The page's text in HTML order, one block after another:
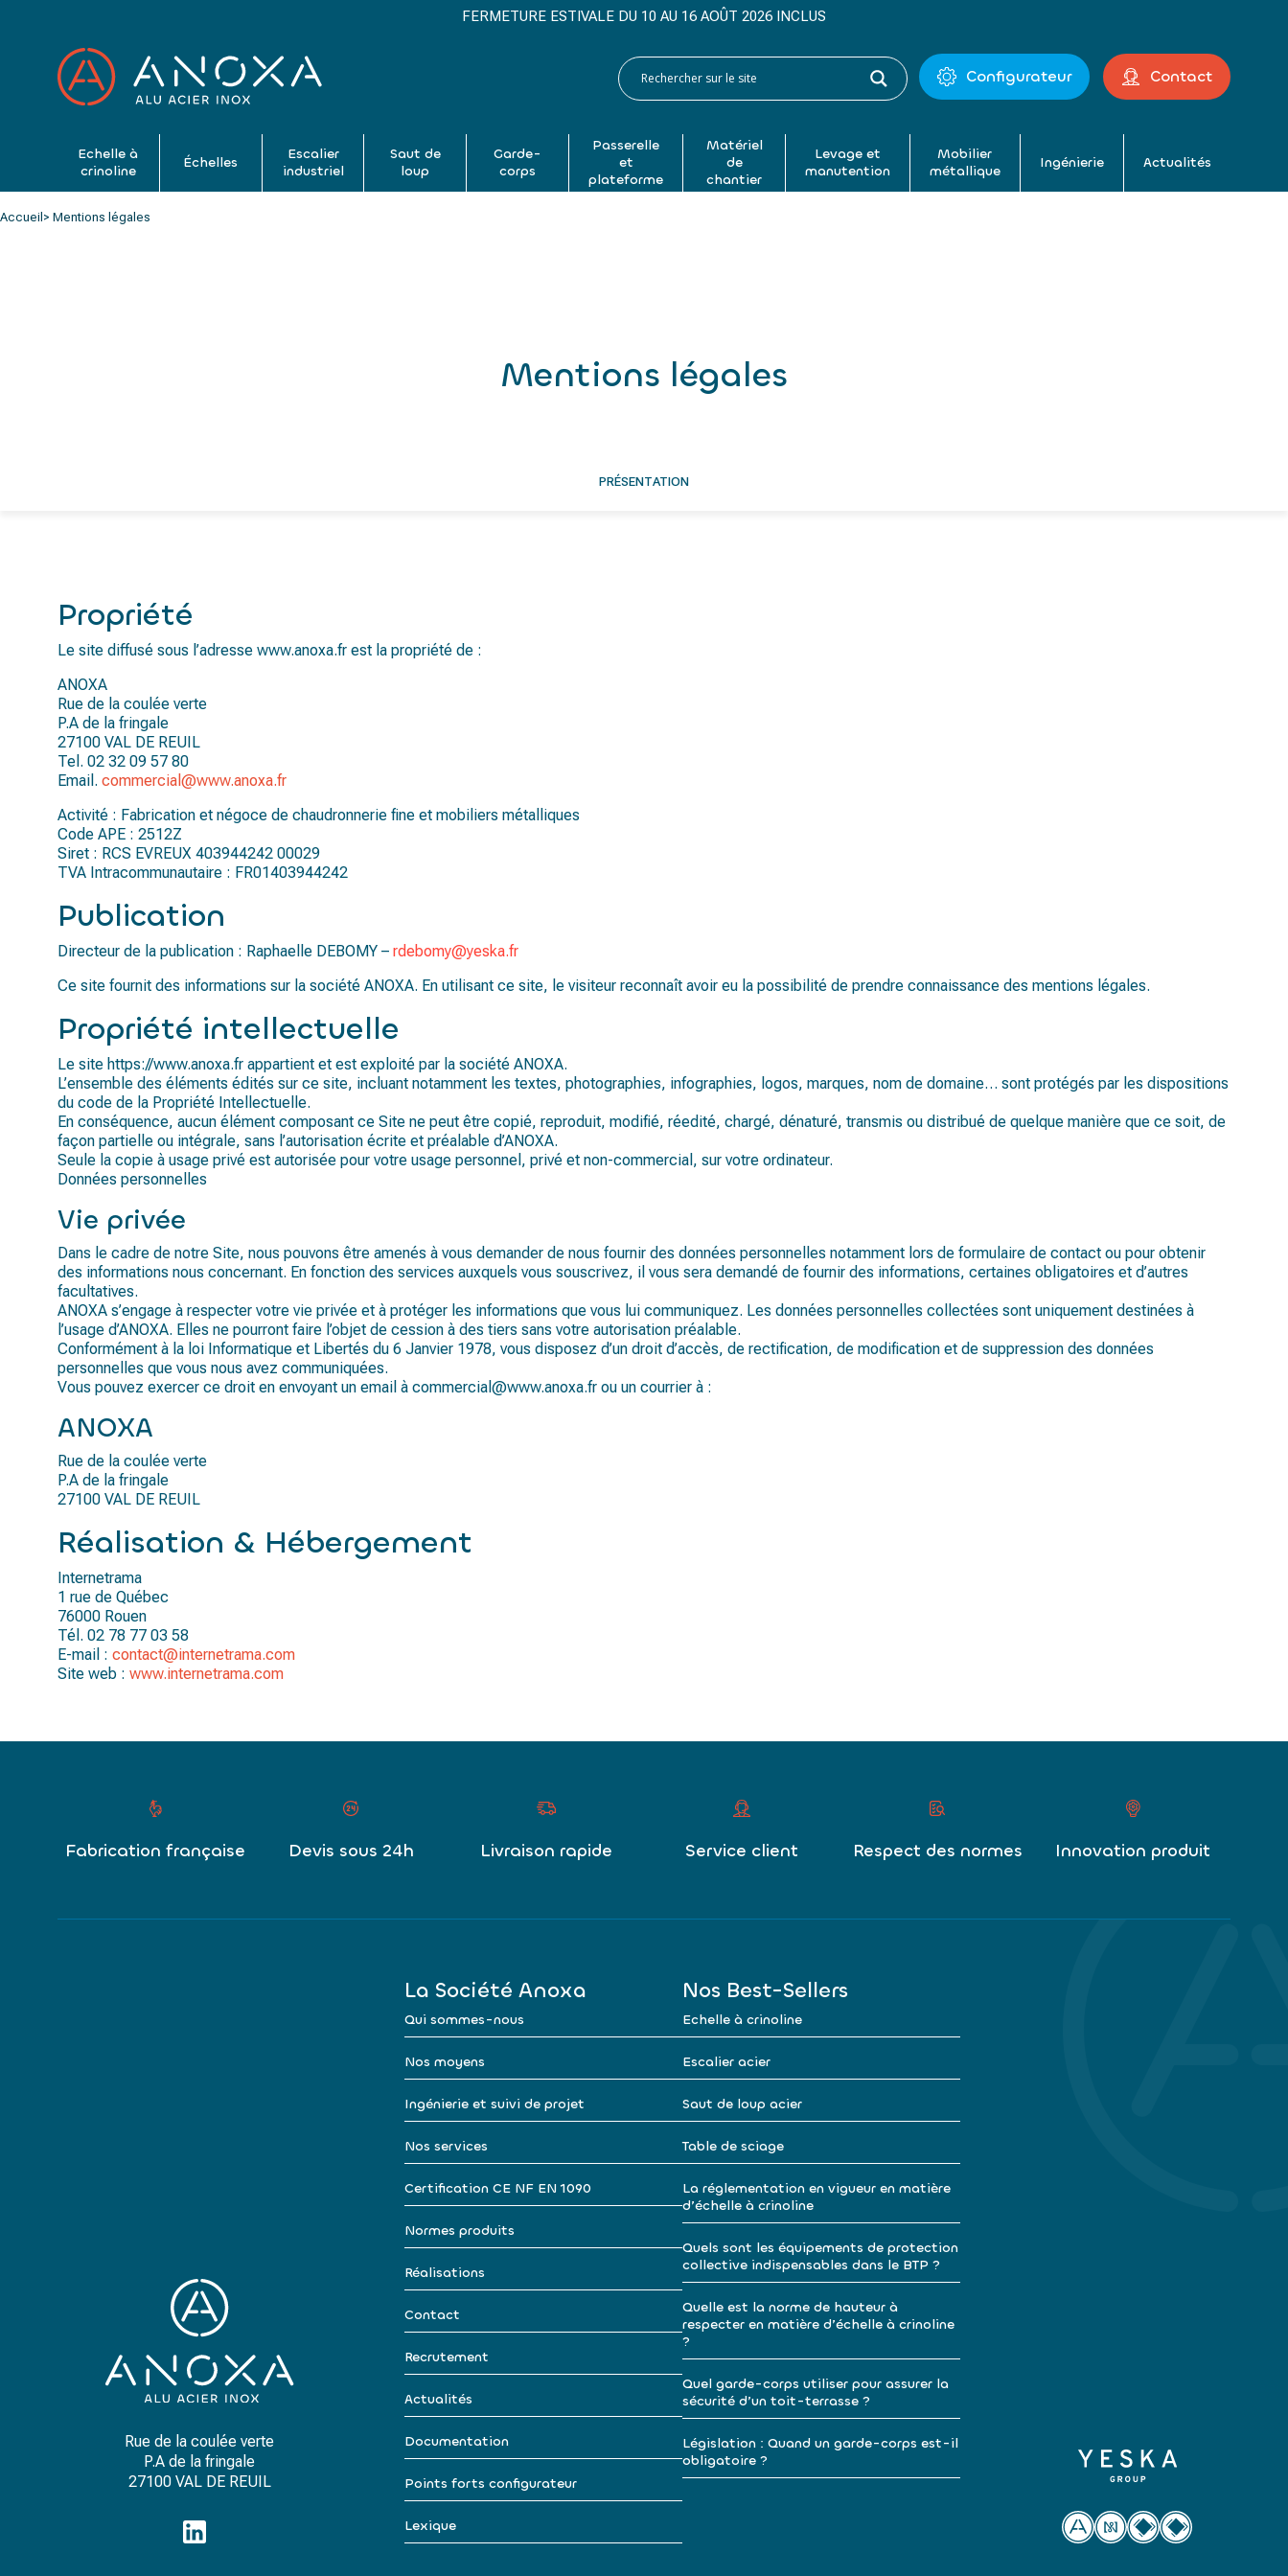
FERMETURE ESTIVALE DU 10 AU 16 AOÛT 2026 INCLUS
Configurateur Contact
Echelle à
crinoline
Échelles
Escalier
industriel
Saut de
loup
Garde-
corps
Passerelle
et
plateforme
Matériel
de
chantier
Levage et
manutention
Mobilier
métallique
Ingénierie Actualités
Accueil > Mentions légales
Mentions légales
PRÉSENTATION
Propriété
Le site diffusé sous l’adresse www.anoxa.fr est la propriété de :
ANOXA
Rue de la coulée verte
P.A de la fringale
27100 VAL DE REUIL
Tel. 02 32 09 57 80
Email. commercial@www.anoxa.fr
Activité : Fabrication et négoce de chaudronnerie fine et mobiliers métalliques
Code APE : 2512Z
Siret : RCS EVREUX 403944242 00029
TVA Intracommunautaire : FR01403944242
Publication
Directeur de la publication : Raphaelle DEBOMY – rdebomy@yeska.fr
Ce site fournit des informations sur la société ANOXA. En utilisant ce site, le visiteur reconnaît avoir eu la possibilité de prendre connaissance des mentions légales.
Propriété intellectuelle
Le site https://www.anoxa.fr appartient et est exploité par la société ANOXA.
L’ensemble des éléments édités sur ce site, incluant notamment les textes, photographies, infographies, logos, marques, nom de domaine… sont protégés par les dispositions
du code de la Propriété Intellectuelle.
En conséquence, aucun élément composant ce Site ne peut être copié, reproduit, modifié, réedité, chargé, dénaturé, transmis ou distribué de quelque manière que ce soit, de
façon partielle ou intégrale, sans l’autorisation écrite et préalable d’ANOXA.
Seule la copie à usage privé est autorisée pour votre usage personnel, privé et non-commercial, sur votre ordinateur.
Données personnelles
Vie privée
Dans le cadre de notre Site, nous pouvons être amenés à vous demander de nous fournir des données personnelles notamment lors de formulaire de contact ou pour obtenir
des informations nous concernant. En fonction des services auxquels vous souscrivez, il vous sera demandé de fournir des informations, certaines obligatoires et d’autres
facultatives.
ANOXA s’engage à respecter votre vie privée et à protéger les informations que vous lui communiquez. Les données personnelles collectées sont uniquement destinées à
l’usage d’ANOXA. Elles ne pourront faire l’objet de cession à des tiers sans votre autorisation préalable.
Conformément à la loi Informatique et Libertés du 6 Janvier 1978, vous disposez d’un droit d’accès, de rectification, de modification et de suppression des données
personnelles que vous nous avez communiquées.
Vous pouvez exercer ce droit en envoyant un email à commercial@www.anoxa.fr ou un courrier à :
ANOXA
Rue de la coulée verte
P.A de la fringale
27100 VAL DE REUIL
Réalisation & Hébergement
Internetrama
1 rue de Québec
76000 Rouen
Tél. 02 78 77 03 58
E-mail : contact@internetrama.com
Site web : www.internetrama.com
Fabrication française Devis sous 24h Livraison rapide Service client Respect des normes Innovation produit
Rue de la coulée verte
P.A de la fringale
27100 VAL DE REUIL
La Société Anoxa
Qui sommes-nous
Nos moyens
Ingénierie et suivi de projet
Nos services
Certification CE NF EN 1090
Normes produits
Réalisations
Contact
Recrutement
Actualités
Documentation
Points forts configurateur
Lexique
Nos Best-Sellers
Echelle à crinoline
Escalier acier
Saut de loup acier
Table de sciage
La réglementation en vigueur en matière
d’échelle à crinoline
Quels sont les équipements de protection
collective indispensables dans le BTP ?
Quelle est la norme de hauteur à
respecter en matière d’échelle à crinoline
?
Quel garde-corps utiliser pour assurer la
sécurité d’un toit-terrasse ?
Législation : Quand un garde-corps est-il
obligatoire ?